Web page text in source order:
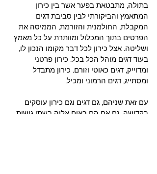
בתולה, מתבטאת בפער אשר בין כירון
המתאמץ והביקורתי לבין סביבת דגים
המקבלת, החולמנית והזורמת, הממיסה את
הפרטים בתוך המכלול ומוותרת על כל מאמץ
ושליטה. אצל כירון לכל דבר מקומו הנכון לו,
בעוד דגים מוהל הכל בכל. כירון פרטני
ומדוייק, דגים כאוטי וזורם. כירון מתבדל
ומסתייג, דגים הרמוני ומכיל.
עם זאת שניהם, גם דגים וגם כירון עוסקים
בקדושה, גם אם הם באים אליה בשתי גישות